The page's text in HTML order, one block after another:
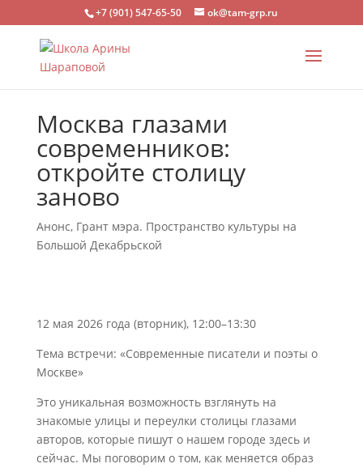
+7 (901) 547-65-50 ok@tam-grp.ru
Москва глазами
современников:
откройте столицу
заново
Анонс, Грант мэра. Пространство культуры на
Большой Декабрьской
12 мая 2026 года (вторник), 12:00–13:30
Тема встречи: «Современные писатели и поэты о
Москве»
Это уникальная возможность взглянуть на
знакомые улицы и переулки столицы глазами
авторов, которые пишут о нашем городе здесь и
сейчас. Мы поговорим о том, как меняется образ